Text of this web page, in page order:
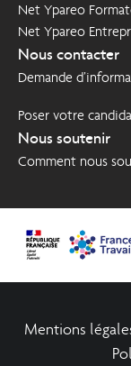
Net Ypareo
Net Ypareo
Nous contacter
Demande
Poser votre
Nous soutenir
Comment nous
Mentions